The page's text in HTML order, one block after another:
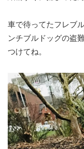
車で待ってたフレブ
ンチブルドッグの盗
つけてね。